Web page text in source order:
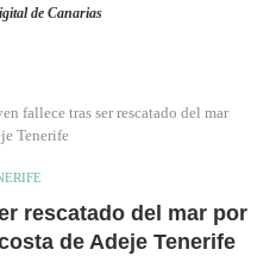
de Canarias
fallece tras ser rescatado del mar
Tenerife
rescatado del mar por
de Adeje Tenerife